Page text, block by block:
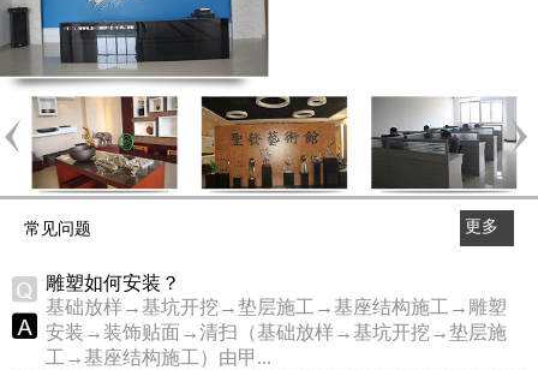
常见问题
更多
雕塑如何安装？
基础放样→基坑开挖→垫层施工→基座结构施工→雕塑
安装→装饰贴面→清扫（基础放样→基坑开挖→垫层施
工→基座结构施工）由甲...